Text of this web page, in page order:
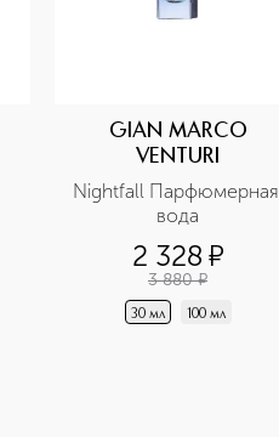
GIAN MARCO
VENTURI
Nightfall Парфюмерная
вода
2 328 ¤
3 880 ¤
30 мл 100 мл